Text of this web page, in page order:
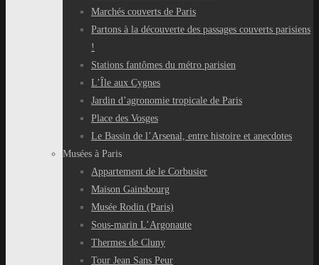
Marchés couverts de Paris
Partons à la découverte des passages couverts parisiens
!
Stations fantômes du métro parisien
L’Île aux Cygnes
Jardin d’agronomie tropicale de Paris
Place des Vosges
Le Bassin de l’Arsenal, entre histoire et anecdotes
Musées à Paris
Appartement de le Corbusier
Maison Gainsbourg
Musée Rodin (Paris)
Sous-marin L’Argonaute
Thermes de Cluny
Tour Jean Sans Peur